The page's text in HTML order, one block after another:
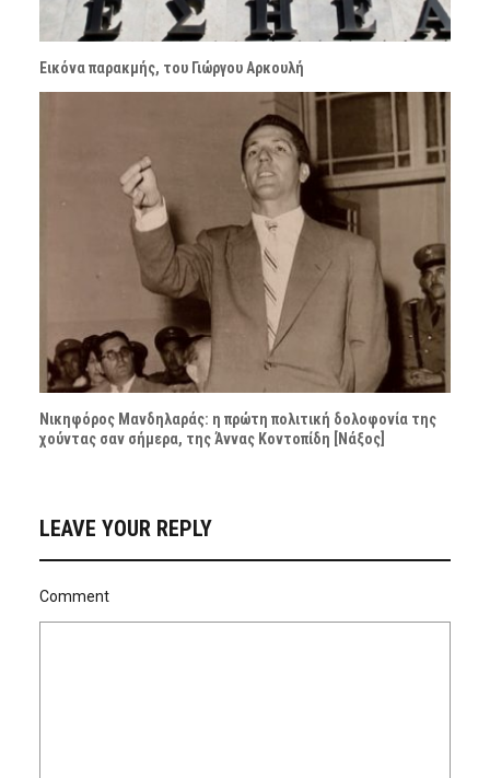
Εικόνα παρακμής, του Γιώργου Αρκουλή
Νικηφόρος Μανδηλαράς: η πρώτη πολιτική δολοφονία της
χούντας σαν σήμερα, της Άννας Κοντοπίδη [Νάξος]
LEAVE YOUR REPLY
Comment